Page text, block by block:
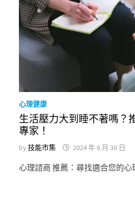
心理健康
生活壓力大到睡不著嗎？
專家！
by技能市集 2024 年 6 月 30 日
心理諮商 推薦：尋找適合您的